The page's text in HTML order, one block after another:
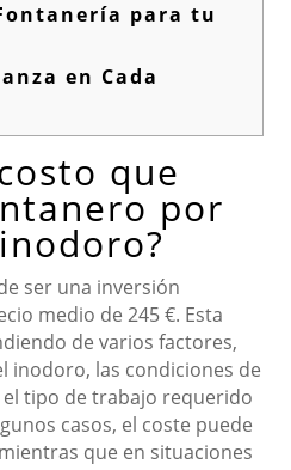
para tu
en Cada
que
por
ser una inversión
medio de 245 €. Esta
de varios factores,
inodoro, las condiciones de
tipo de trabajo requerido
casos, el coste puede
que en situaciones